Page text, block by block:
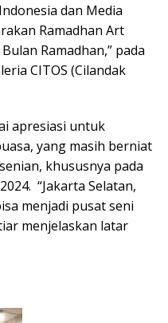
dan Media
Ramadhan Art
Ramadhan,” pada
CITOS (Cilandak
apresiasi untuk
yang masih berniat
khususnya pada
“Jakarta Selatan,
menjadi pusat seni
menjelaskan latar